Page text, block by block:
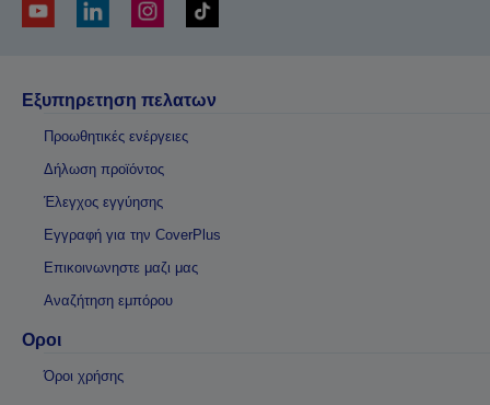
Εξυπηρετηση πελατων
Προωθητικές ενέργειες
Δήλωση προϊόντος
Έλεγχος εγγύησης
Εγγραφή για την CoverPlus
Επικοινωνηστε μαζι μας
Αναζήτηση εμπόρου
Οροι
Όροι χρήσης